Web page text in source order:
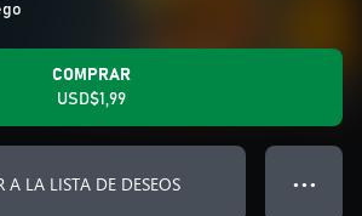
COMPRAR
USD$1,99
A LA LISTA DE DESEOS ● ● ●